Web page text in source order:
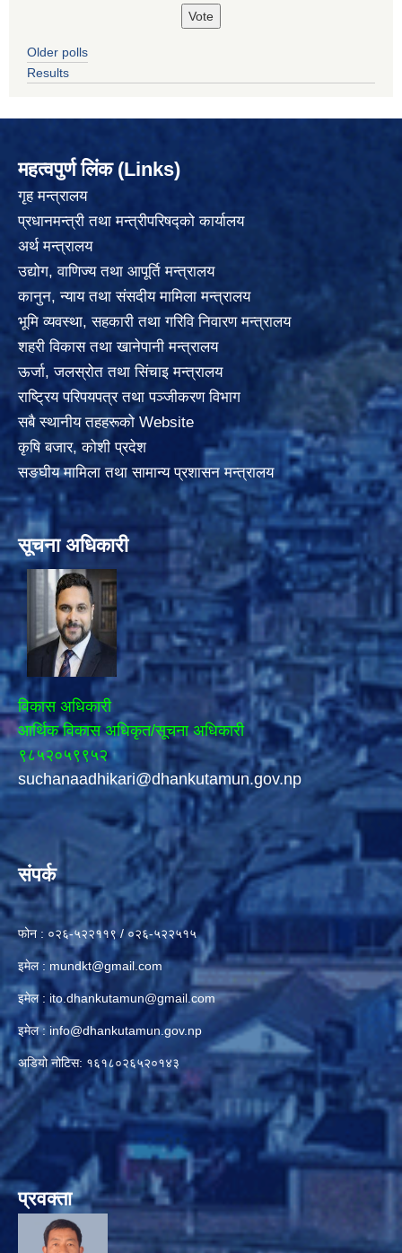
Older polls
Results
महत्वपुर्ण लिंक (Links)
गृह मन्त्रालय
प्रधानमन्त्री तथा मन्त्रीपरिषद्को कार्यालय
अर्थ मन्त्रालय
उद्योग, वाणिज्य तथा आपूर्ति मन्त्रालय
कानुन, न्याय तथा संसदीय मामिला मन्त्रालय
भूमि व्यवस्था, सहकारी तथा गरिवि निवारण मन्त्रालय
शहरी विकास तथा खानेपानी मन्त्रालय
ऊर्जा, जलस्रोत तथा सिंचाइ मन्त्रालय
राष्ट्रिय परिपयपत्र तथा पञ्जीकरण विभाग
सबै स्थानीय तहहरूको Website
कृषि बजार, कोशी प्रदेश
सङघीय मामिला तथा सामान्य प्रशासन मन्त्रालय
सूचना अधिकारी
विकास अधिकारी
आर्थिक विकास अधिकृत/सूचना अधिकारी
९८५२०५९९५२
suchanaadhikari@dhankutamun.gov.np
संपर्क
फोन : ०२६-५२२११९ / ०२६-५२२५१५
इमेल : mundkt@gmail.com
इमेल : ito.dhankutamun@gmail.com
इमेल : info@dhankutamun.gov.np
अडियो नोटिस: १६१८०२६५२०१४३
प्रवक्ता